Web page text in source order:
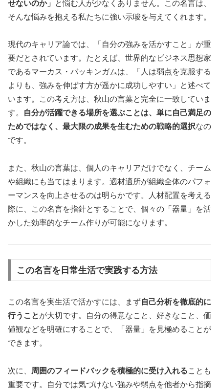
せないのか」
と悩む人が少なくありません。この名言は、
そんな悩みを抱える私たちに強い示唆を与えてくれます。
現代のキャリア論では、「自分の強みを活かすこと」が重
要だとされています。たとえば、世界的なビジネス思想家
であるマーカス・バッキンガムは、「人は弱点を克服する
よりも、強みを伸ばす方が遥かに成功しやすい」と述べて
います。この考え方は、秋山の言葉と完全に一致していま
す。
自分が活躍できる場所を選ぶことは、単に自己満足の
ためではなく、最大限の成果を生むための戦略的選択なの
です。
また、秋山の言葉は、個人のキャリアだけでなく、チーム
や組織にも当てはまります。適材適所が組織全体のパフォ
ーマンスを向上させるのは明らかです。人材配置を考える
際に、この名言を指針とすることで、個々の「器量」を活
かした効率的なチーム作りが可能になります。
この名言を日常生活で実践する方法
この名言を実生活で活かすには、まず自己分析を徹底的に
行うことが大切です。自分の得意なこと、好きなこと、価
値観などを明確にすることで、「器量」を見極めることが
できます。
次に、 周囲のフィードバックを積極的に受け入れることも
重要です。自分では気づけない強みや弱点を他者から指摘